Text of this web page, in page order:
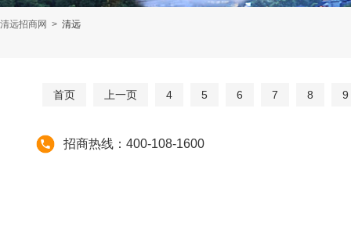
清远招商网 > 清远
首页 上一页 4 5 6 7 8 9
招商热线：400-108-1600